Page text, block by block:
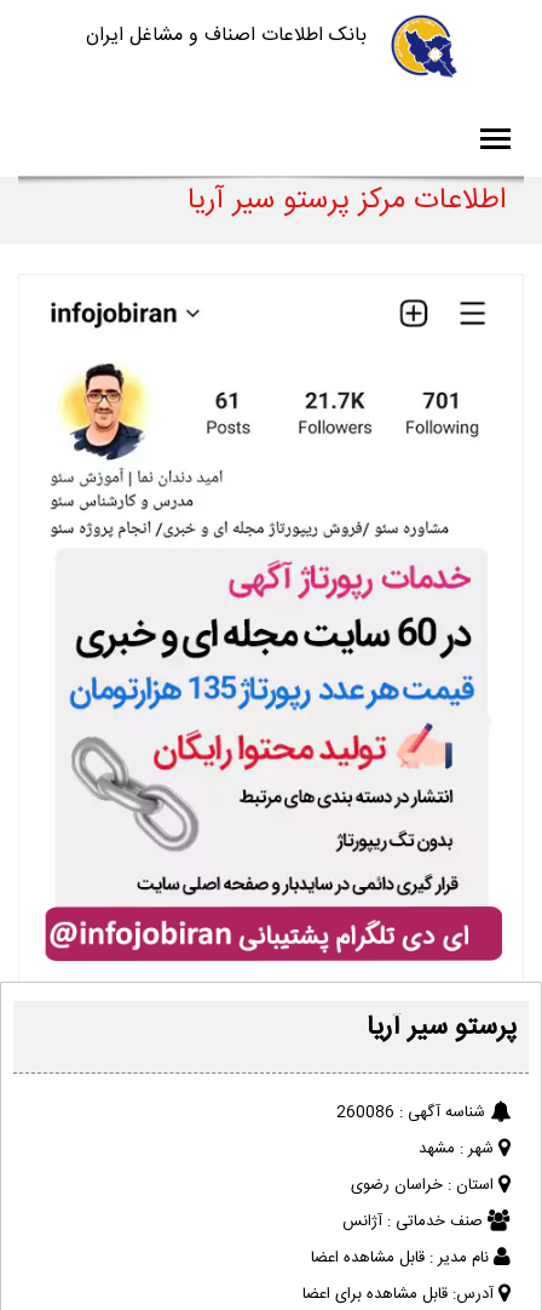
بانک اطلاعات اصناف و مشاغل ایران
اطلاعات مرکز پرستو سیر آریا
پرستو سیر آریا
شناسه آگهی : 260086
شهر : مشهد
استان : خراسان رضوی
صنف خدماتی : آژانس
نام مدیر : قابل مشاهده اعضا
آدرس: قابل مشاهده برای اعضا